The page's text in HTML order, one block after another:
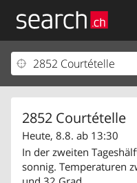
2852 Courtételle
Heute, 8.8. ab 13:30
In der zweiten
sonnig. Temperaturen
Ihr Eintrag
Kundencenter